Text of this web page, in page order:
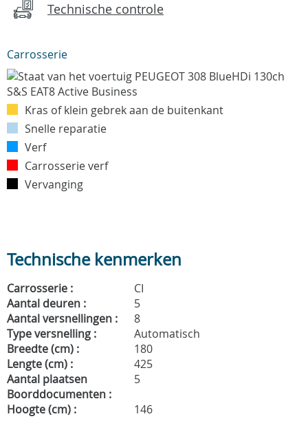
Technische controle
Carrosserie
Kras of klein gebrek aan de buitenkant
Snelle reparatie
Verf
Carrosserie verf
Vervanging
Technische kenmerken
Carrosserie :
CI
Aantal deuren :
5
Aantal versnellingen :
8
Type versnelling :
Automatisch
Breedte (cm) :
180
Lengte (cm) :
425
Aantal plaatsen
Boorddocumenten :
5
Hoogte (cm) :
146